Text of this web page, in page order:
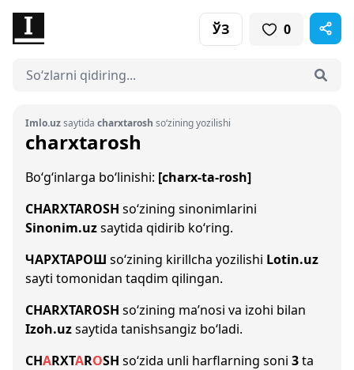
ЎЗ 0
Imlo.uzsaytida charxtarosh so‘zining yozilishi
charxtarosh
Bo‘g‘inlarga bo‘linishi: [charx-ta-rosh]
CHARXTAROSH so‘zining sinonimlarini
Sinonim.uzsaytida qidirib ko‘ring.
ЧАРХТАРОШ so‘zining kirillcha yozilishi Lotin.uz
sayti tomonidan taqdim qilingan.
CHARXTAROSH so‘zining ma’nosi va izohi bilan
Izoh.uzsaytida tanishsangiz bo‘ladi.
CHARXTAROSH so‘zida unli harflarning soni 3ta